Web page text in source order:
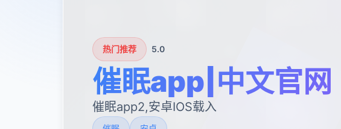
热门推荐 5.0
催眠app|中文官网
催眠app2,安卓IOS载入